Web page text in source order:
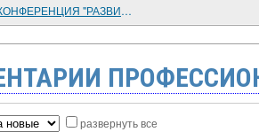
МЕЖДУНАРОДНАЯ КОНФЕРЕНЦИЯ "РАЗВИТИЕ СЛАВЯНОВЕДЕНИЯ В ЕВРОПЕЙСКИХ ИМПЕРИЯХ"
развернуть все